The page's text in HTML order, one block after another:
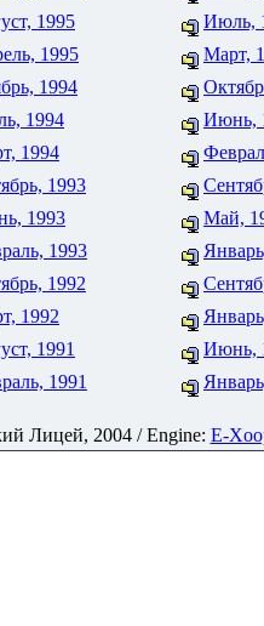
1995
Июль,
1995
Март,
1994
1994
Июнь,
1994
1993
1993
Май,
1993
1992
1992
1991
Июнь,
1991
Лицей, 2004 / Engine: E-